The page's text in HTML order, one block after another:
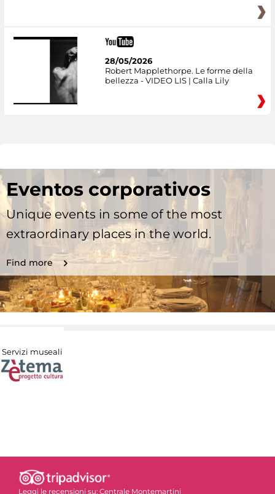
28/05/2026
Robert Mapplethorpe. Le forme della
bellezza - VIDEO LIS | Calla Lily
Eventos corporativos
Unique events in some of the most
extraordinary places in the world.
Find more
Servizi museali
Leggi le recensioni su: Centrale Montemartini